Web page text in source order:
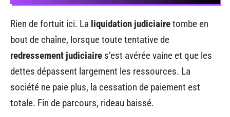
Rien de fortuit ici. La liquidation judiciairetombe en
bout de chaîne, lorsque toute tentative de
redressement judiciaire s’est avérée vaine et que les
dettes dépassent largement les ressources. La
société ne paie plus, la cessation de paiement est
totale. Fin de parcours, rideau baissé.